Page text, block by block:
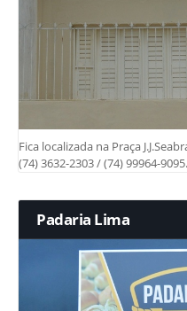
Fica localizada na Praça
(74) 3632-2303 / (74) 99964-9095.
Padaria Lima